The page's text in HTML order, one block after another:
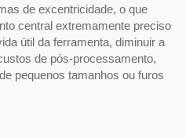
de excentricidade, o que
central extremamente preciso
útil da ferramenta, diminuir a
de pós-processamento,
pequenos tamanhos ou furos